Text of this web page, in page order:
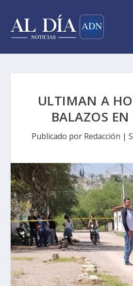
ULTIMAN A
BALAZOS
Publicado por Redacción |